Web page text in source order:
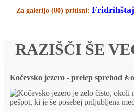
Za galerijo (80) pritisni:
RAZIŠČI ŠE
Kočevsko jezero - prelep